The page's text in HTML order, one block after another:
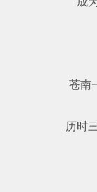
苍南
历时